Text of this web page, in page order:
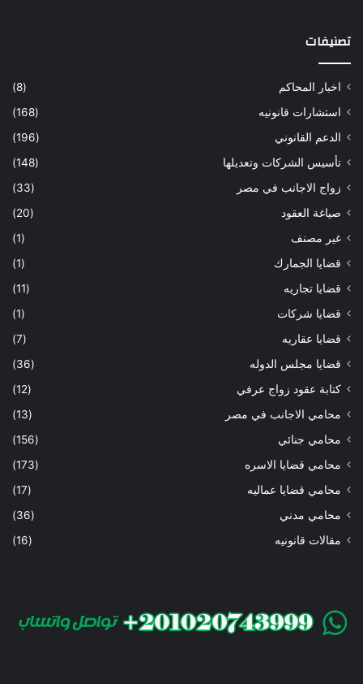
تصنيفات
اخبار المحاكم
(8)
استشارات قانونيه
(168)
الدعم القانوني
(196)
تأسيس الشركات وتعديلها
(148)
زواج الاجانب في مصر
(33)
صياغة العقود
(20)
غير مصنف
(1)
قضايا الجمارك
(1)
قضايا تجاريه
(11)
قضايا شركات
(1)
قضايا عقاريه
(7)
قضايا مجلس الدوله
(36)
كتابة عقود زواج عرفي
(12)
محامي الاجانب في مصر
(13)
محامي جنائي
(156)
محامي قضايا الاسره
(173)
محامي قضايا عماليه
(17)
محامي مدني
(36)
مقالات قانونيه
(16)